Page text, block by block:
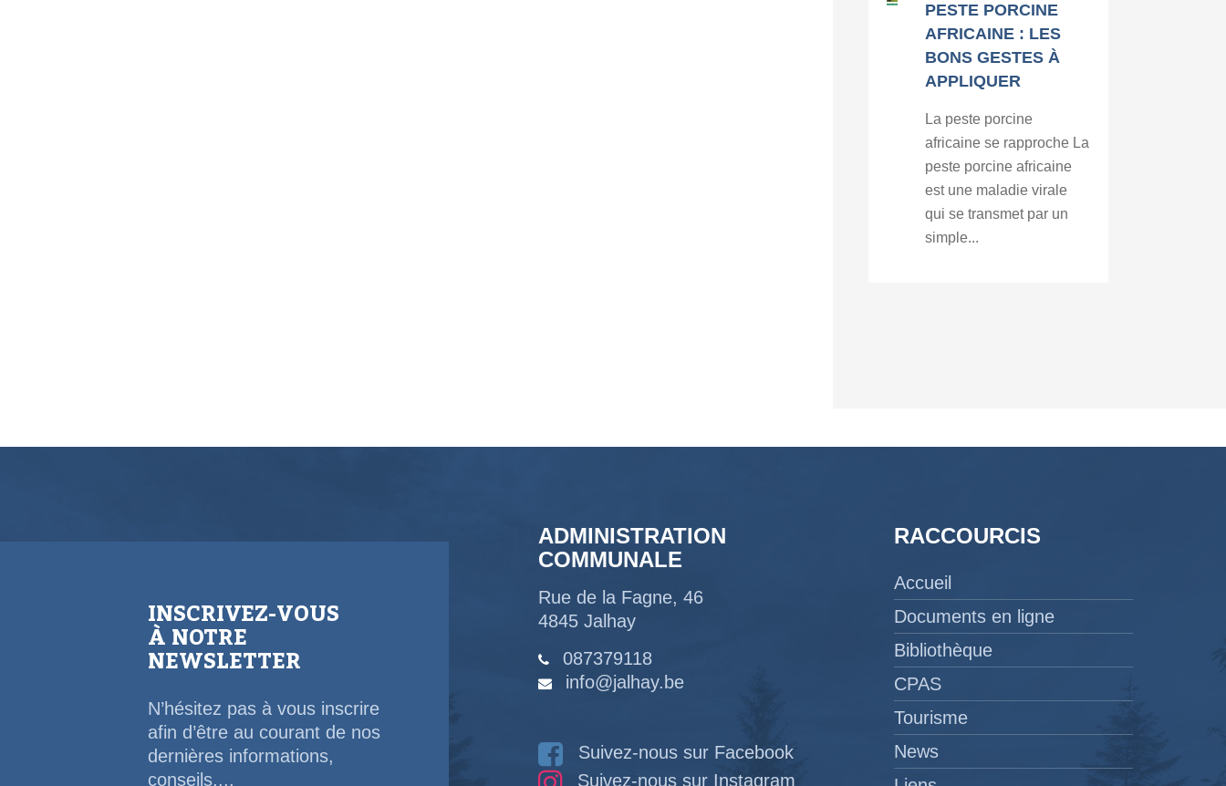
PESTE PORCINE
AFRICAINE : LES
BONS GESTES À
APPLIQUER
La peste porcine
africaine se rapproche La
peste porcine africaine
est une maladie virale
qui se transmet par un
simple...
INSCRIVEZ-VOUS
À NOTRE
NEWSLETTER
N’hésitez pas à vous inscrire
afin d’être au courant de nos
dernières informations,
conseils,...
ADMINISTRATION
COMMUNALE
Rue de la Fagne, 46
4845 Jalhay
087379118
info@jalhay.be
Suivez-nous sur Facebook
Suivez-nous sur Instagram
RACCOURCIS
Accueil
Documents en ligne
Bibliothèque
CPAS
Tourisme
News